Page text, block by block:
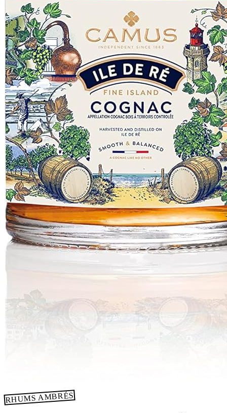
RHUMS AMBRÉS